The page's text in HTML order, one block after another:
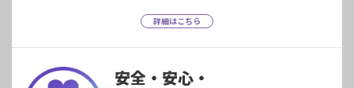
詳細はこちら
安全・安心・